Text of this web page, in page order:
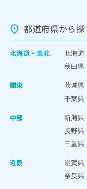
都道府県から探
北海道 ・ 東北 北海道
秋田県
関東
茨城県
千葉県
中部
新潟県
長野県
三重県
近畿
滋賀県
奈良県